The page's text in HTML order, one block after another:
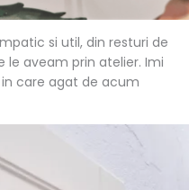
si util, din resturi de
le aveam prin atelier. Imi
care agat de acum